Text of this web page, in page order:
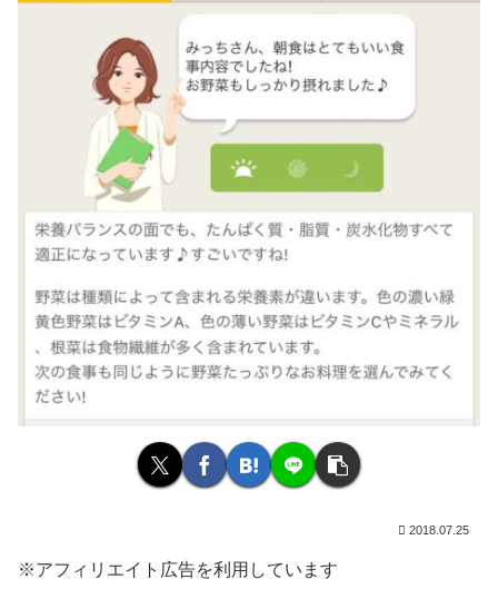
2018.07.25
※アフィリエイト広告を利用しています